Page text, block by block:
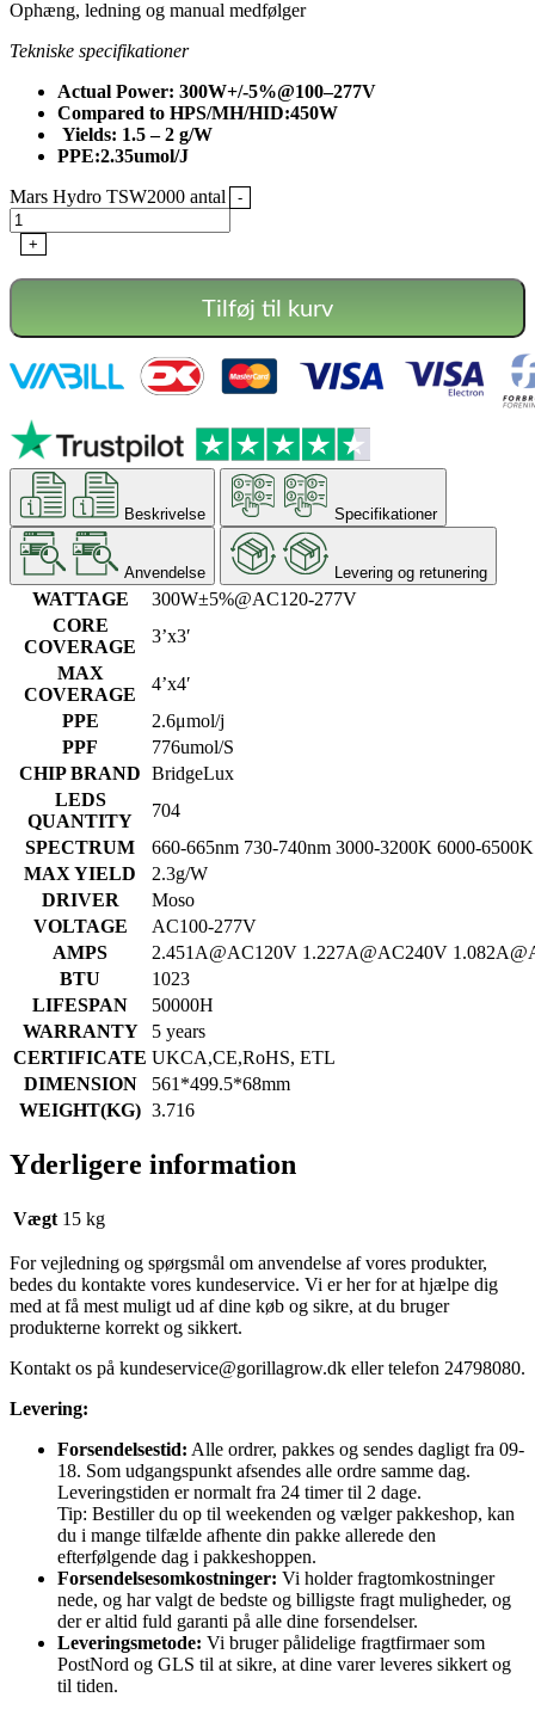
Ophæng, ledning og manual medfølger
Tekniske specifikationer
Actual Power: 300W+/-5%@100–277V
Compared to HPS/MH/HID:450W
Yields: 1.5 – 2 g/W
PPE:2.35umol/J
Mars Hydro TSW2000 antal
-
+
Tilføj til kurv
Beskrivelse Specifikationer
Anvendelse Levering og retunering
WATTAGE
300W±5%@AC120-277V
CORE
COVERAGE
3’x3′
MAX
COVERAGE
4’x4′
PPE
2.6μmol/j
PPF
776umol/S
CHIP BRAND BridgeLux
LEDS
QUANTITY
704
SPECTRUM
660-665nm 730-740nm 3000-3200K 6000-6500K
MAX YIELD
2.3g/W
DRIVER
Moso
VOLTAGE
AC100-277V
AMPS
2.451A@AC120V 1.227A@AC240V
BTU
1023
LIFESPAN
50000H
WARRANTY
5 years
CERTIFICATE UKCA,CE,RoHS, ETL
DIMENSION
561*499.5*68mm
WEIGHT(KG) 3.716
Yderligere information
Vægt 15 kg
For vejledning og spørgsmål om anvendelse af vores produkter,
bedes du kontakte vores kundeservice. Vi er her for at hjælpe dig
med at få mest muligt ud af dine køb og sikre, at du bruger
produkterne korrekt og sikkert.
Kontakt os på kundeservice@gorillagrow.dk eller telefon 24798080.
Levering:
Forsendelsestid: Alle ordrer, pakkes og sendes dagligt fra 09-
18. Som udgangspunkt afsendes alle ordre samme dag.
Leveringstiden er normalt fra 24 timer til 2 dage.
Tip: Bestiller du op til weekenden og vælger pakkeshop, kan
du i mange tilfælde afhente din pakke allerede den
efterfølgende dag i pakkeshoppen.
Forsendelsesomkostninger: Vi holder fragtomkostninger
nede, og har valgt de bedste og billigste fragt muligheder, og
der er altid fuld garanti på alle dine forsendelser.
Leveringsmetode: Vi bruger pålidelige fragtfirmaer som
PostNord og GLS til at sikre, at dine varer leveres sikkert og
til tiden.